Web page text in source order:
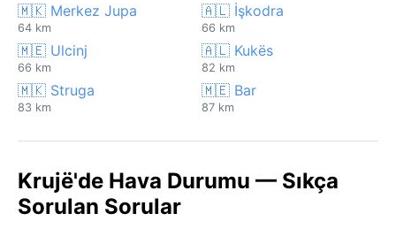
🇲🇰 Merkez Jupa
64 km
🇦🇱 İşkodra
66 km
🇲🇪 Ulcinj
66 km
🇦🇱 Kukës
82 km
🇲🇰 Struga
83 km
🇲🇪 Bar
87 km
Krujë'de Hava Durumu — Sıkça
Sorulan Sorular